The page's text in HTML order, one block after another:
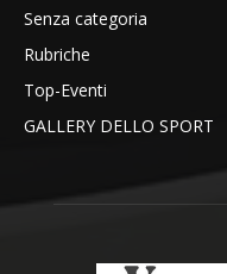
Senza categoria
Rubriche
Top-Eventi
GALLERY DELLO SPORT